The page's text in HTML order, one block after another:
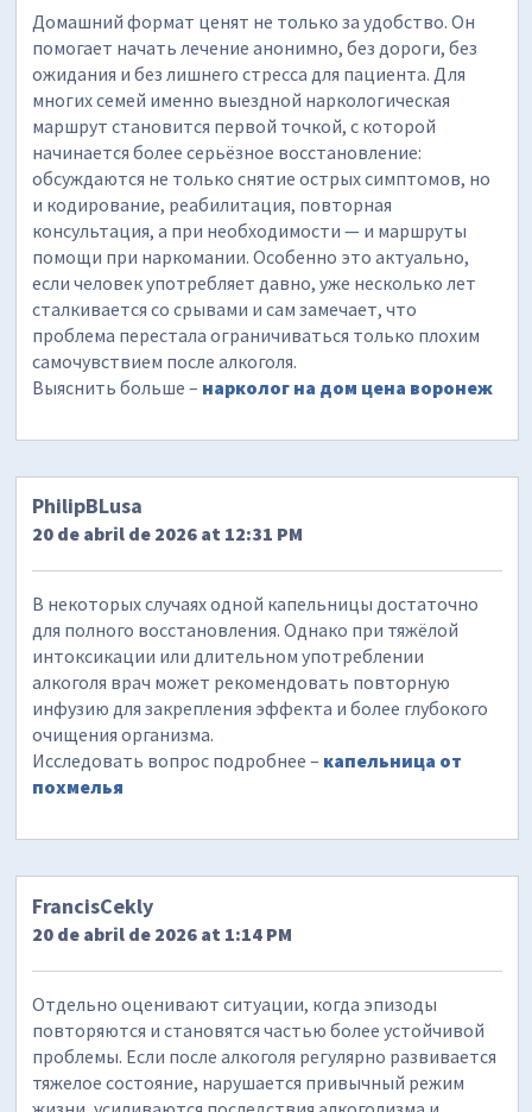
Домашний формат ценят не только за удобство. Он
помогает начать лечение анонимно, без дороги, без
ожидания и без лишнего стресса для пациента. Для
многих семей именно выездной наркологическая
маршрут становится первой точкой, с которой
начинается более серьёзное восстановление:
обсуждаются не только снятие острых симптомов, но
и кодирование, реабилитация, повторная
консультация, а при необходимости — и маршруты
помощи при наркомании. Особенно это актуально,
если человек употребляет давно, уже несколько лет
сталкивается со срывами и сам замечает, что
проблема перестала ограничиваться только плохим
самочувствием после алкоголя.
Выяснить больше – нарколог на дом цена воронеж
PhilipBLusa
20 de abril de 2026 at 12:31 PM
В некоторых случаях одной капельницы достаточно
для полного восстановления. Однако при тяжёлой
интоксикации или длительном употреблении
алкоголя врач может рекомендовать повторную
инфузию для закрепления эффекта и более глубокого
очищения организма.
Исследовать вопрос подробнее – капельница от
похмелья
FrancisCekly
20 de abril de 2026 at 1:14 PM
Отдельно оценивают ситуации, когда эпизоды
повторяются и становятся частью более устойчивой
проблемы. Если после алкоголя регулярно развивается
тяжелое состояние, нарушается привычный режим